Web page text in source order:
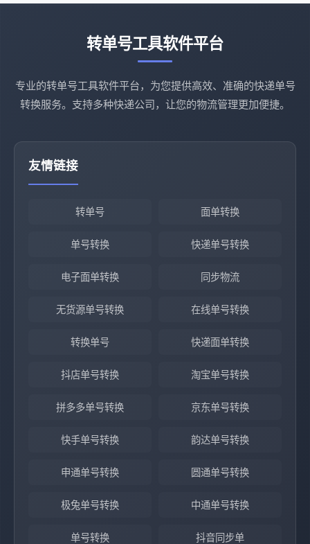
转单号工具软件平台
专业的转单号工具软件平台，为您提供高效、准确的快递单号
转换服务。支持多种快递公司，让您的物流管理更加便捷。
友情链接
转单号 面单转换
单号转换 快递单号转换
电子面单转换 同步物流
无货源单号转换 在线单号转换
转换单号 快递面单转换
抖店单号转换 淘宝单号转换
拼多多单号转换 京东单号转换
快手单号转换 韵达单号转换
申通单号转换 圆通单号转换
极兔单号转换 中通单号转换
单号转换 抖音同步单